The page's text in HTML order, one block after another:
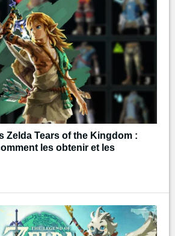
Zelda Tears of the Kingdom :
les obtenir et les